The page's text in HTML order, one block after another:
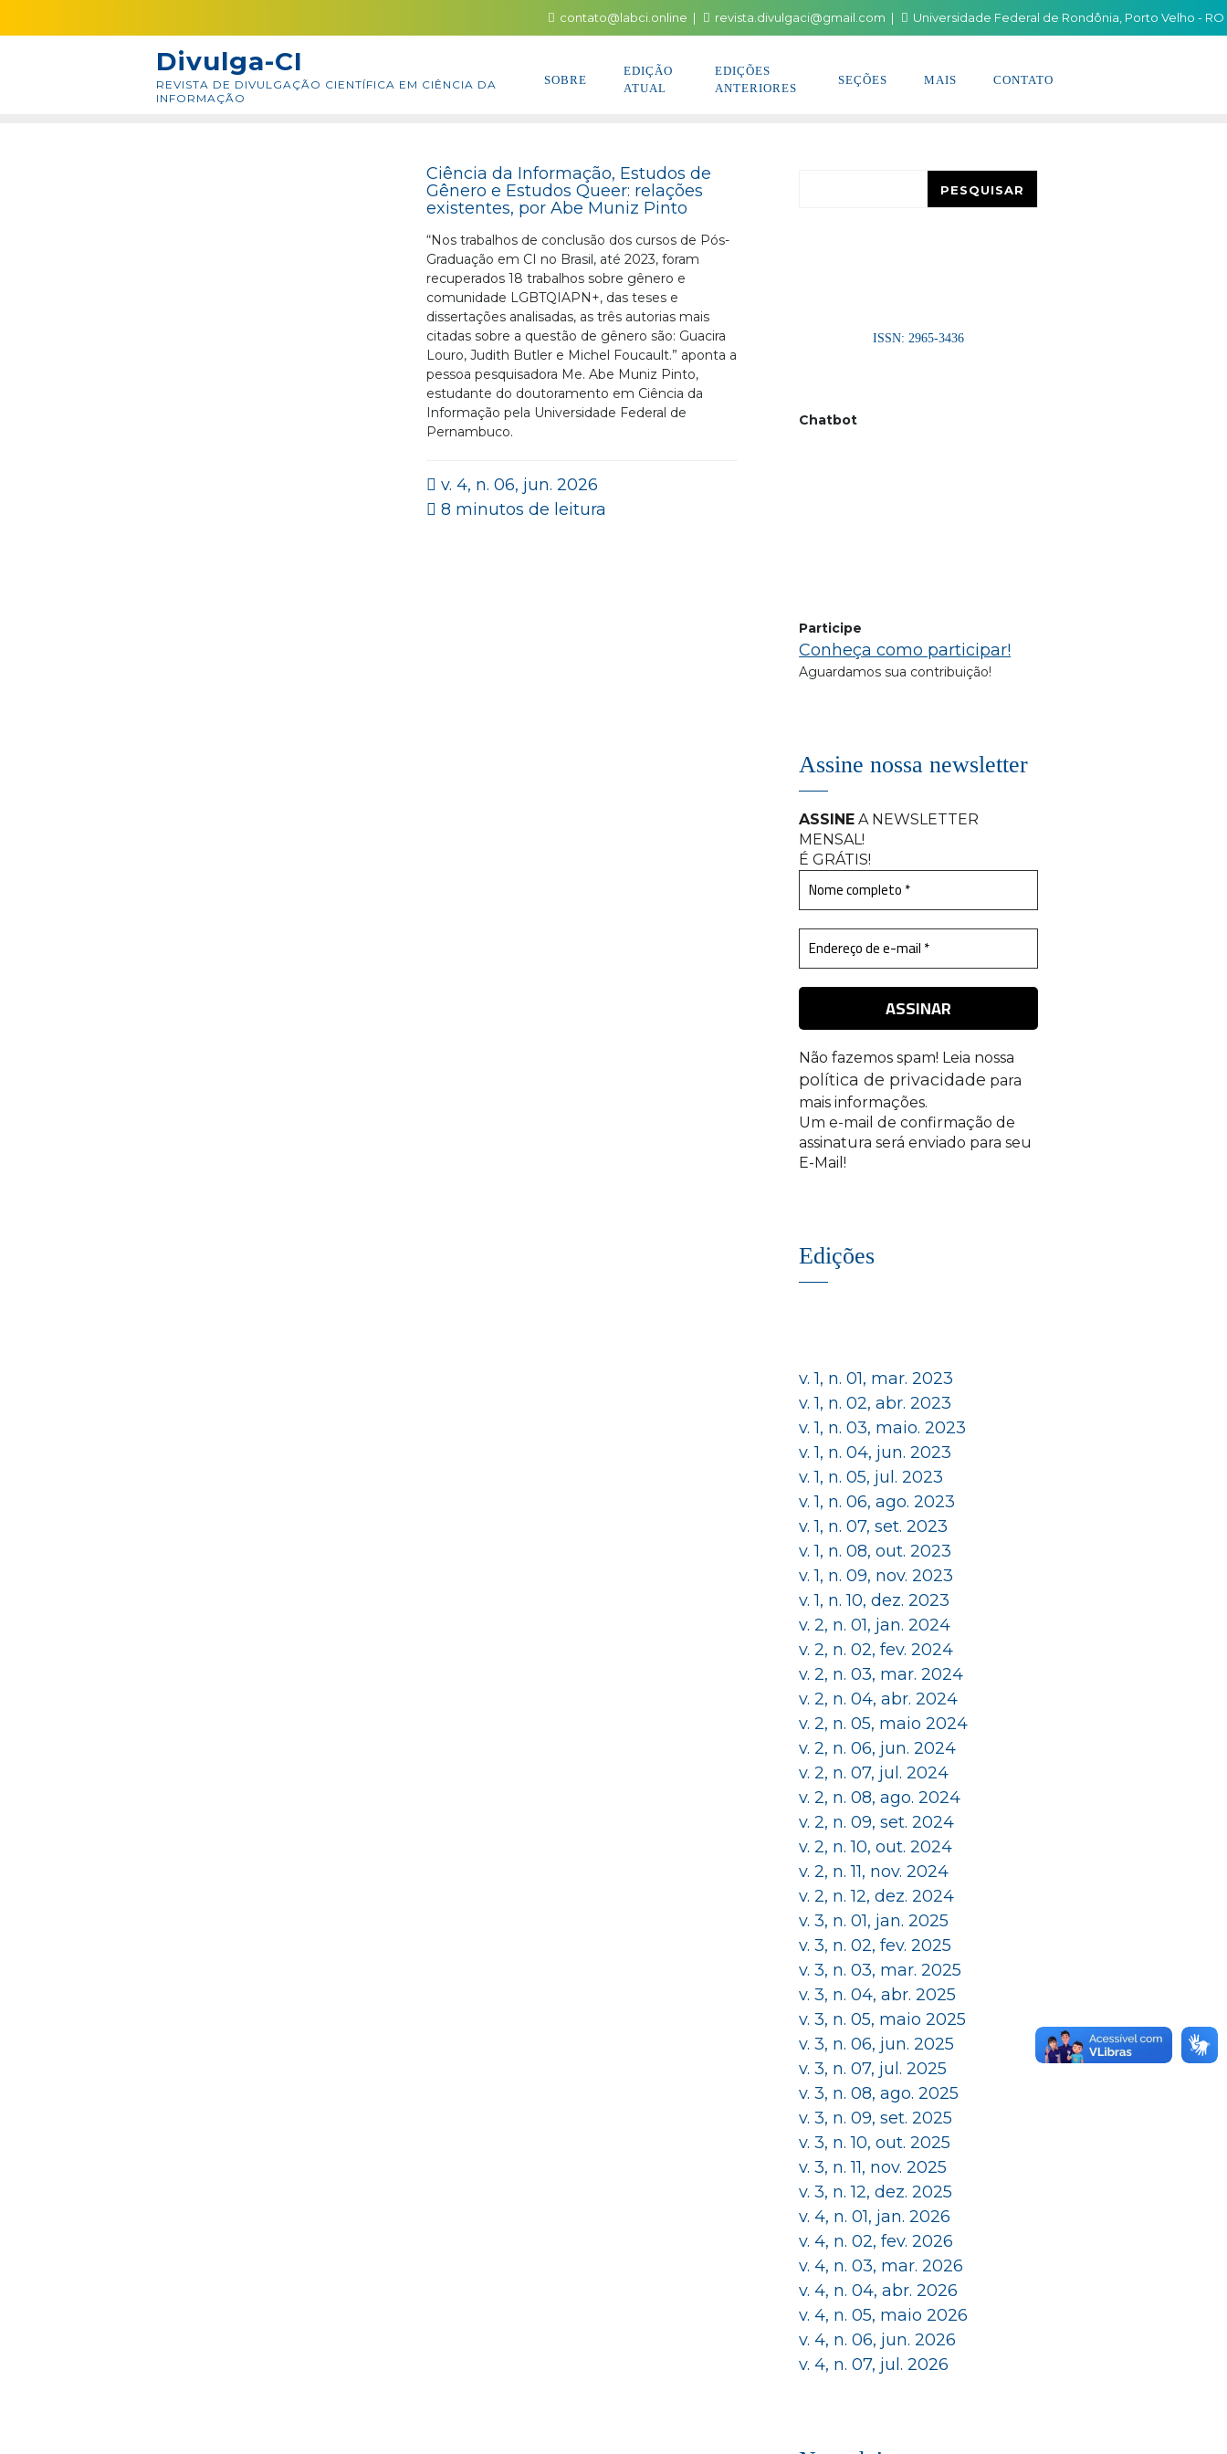
to
contato@labci.online revista.divulgaci@gmail.com Universidade Federal de Rondônia, Porto Velho - RO
Divulga-CI
REVISTA DE DIVULGAÇÃO CIENTÍFICA EM CIÊNCIA DA
INFORMAÇÃO
SOBRE
EDIÇÃO
ATUAL
EDIÇÕES
ANTERIORES
SEÇÕES MAIS CONTATO
Ciência da Informação, Estudos de
Gênero e Estudos Queer: relações
existentes, por Abe Muniz Pinto
“Nos trabalhos de conclusão dos cursos de Pós-
Graduação em CI no Brasil, até 2023, foram
recuperados 18 trabalhos sobre gênero e
comunidade LGBTQIAPN+, das teses e
dissertações analisadas, as três autorias mais
citadas sobre a questão de gênero são: Guacira
Louro, Judith Butler e Michel Foucault.” aponta a
pessoa pesquisadora Me. Abe Muniz Pinto,
estudante do doutoramento em Ciência da
Informação pela Universidade Federal de
Pernambuco.
v. 4, n. 06, jun. 2026
8 minutos de leitura
PESQUISAR
ISSN: 2965-3436
Chatbot
Participe
Conheça como participar!
Aguardamos sua contribuição!
Assine nossa newsletter
ASSINE A NEWSLETTER
MENSAL!
É GRÁTIS!
Não fazemos spam! Leia nossa
política de privacidade para
mais informações.
Um e-mail de confirmação de
assinatura será enviado para seu
E-Mail!
Edições
v. 1, n. 01, mar. 2023
v. 1, n. 02, abr. 2023
v. 1, n. 03, maio. 2023
v. 1, n. 04, jun. 2023
v. 1, n. 05, jul. 2023
v. 1, n. 06, ago. 2023
v. 1, n. 07, set. 2023
v. 1, n. 08, out. 2023
v. 1, n. 09, nov. 2023
v. 1, n. 10, dez. 2023
v. 2, n. 01, jan. 2024
v. 2, n. 02, fev. 2024
v. 2, n. 03, mar. 2024
v. 2, n. 04, abr. 2024
v. 2, n. 05, maio 2024
v. 2, n. 06, jun. 2024
v. 2, n. 07, jul. 2024
v. 2, n. 08, ago. 2024
v. 2, n. 09, set. 2024
v. 2, n. 10, out. 2024
v. 2, n. 11, nov. 2024
v. 2, n. 12, dez. 2024
v. 3, n. 01, jan. 2025
v. 3, n. 02, fev. 2025
v. 3, n. 03, mar. 2025
v. 3, n. 04, abr. 2025
v. 3, n. 05, maio 2025
v. 3, n. 06, jun. 2025
v. 3, n. 07, jul. 2025
v. 3, n. 08, ago. 2025
v. 3, n. 09, set. 2025
v. 3, n. 10, out. 2025
v. 3, n. 11, nov. 2025
v. 3, n. 12, dez. 2025
v. 4, n. 01, jan. 2026
v. 4, n. 02, fev. 2026
v. 4, n. 03, mar. 2026
v. 4, n. 04, abr. 2026
v. 4, n. 05, maio 2026
v. 4, n. 06, jun. 2026
v. 4, n. 07, jul. 2026